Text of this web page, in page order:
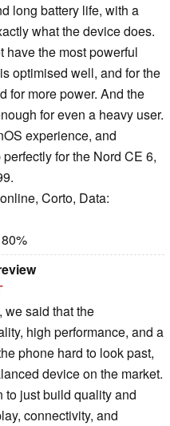
long battery life, with a
what the device does.
have the most powerful
optimised well, and for the
for more power. And the
for even a heavy user.
experience, and
for the Nord CE 6,
Corto, Data:
we said that the
high performance, and a
phone hard to look past,
device on the market.
to just build quality and
connectivity, and